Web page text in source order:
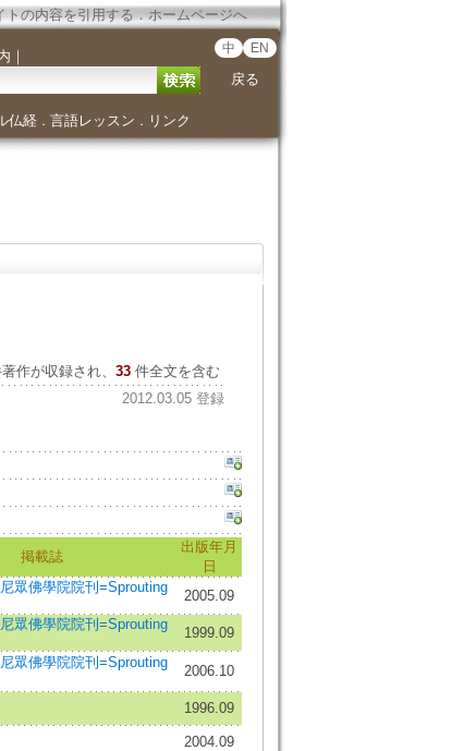
トの内容を引用する．ホームページへ
｜ 中 EN
戻る
仏経． 言語レッスン ． リンク
作が収録され、 33件全文を含む
2012.03.05 登録
掲載誌
出版年月
日
眾佛學院院刊=Sprouting
2005.09
眾佛學院院刊=Sprouting
1999.09
眾佛學院院刊=Sprouting
2006.10
1996.09
2004.09